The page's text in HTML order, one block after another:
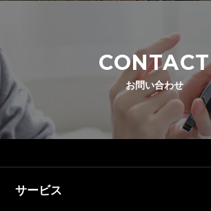
CONTACT
お問い合わせ
サービス